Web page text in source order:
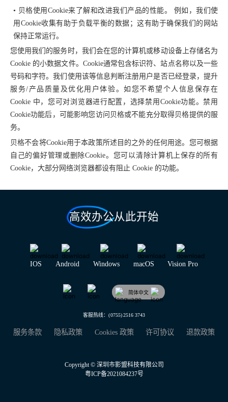
• 贝格使用Cookie来了解和改进我们产品的性能。 例如，我们使
用Cookie收集有助于负载平衡的数据；这有助于确保我们的网站
保持正常运行。
您使用我们的服务时，我们会在您的计算机或移动设备上存储名为
Cookie 的小数据文件。Cookie通常包含标识符、站点名称以及一些
号码和字符。我们使用该等信息判断注册用户是否已经登录，提升
服务/产品质量及优化用户体验。如您不希望个人信息保存在
Cookie 中，您可对浏览器进行配置，选择禁用Cookie功能。禁用
Cookie功能后，可能影响您访问贝格或不能充分取得贝格提供的服
务。
贝格不会将Cookie用于本政策所述目的之外的任何用途。您可根据
自己的偏好管理或删除Cookie。您可以清除计算机上保存的所有
Cookie，大部分网络浏览器都设有阻止 Cookie 的功能。
高效办公从此开始
IOS Android Windows macOS Vision Pro
简体中文
客服热线：(0755) 2516 3743
服务条款 隐私政策 Cookies 政策 许可协议 退款政策
Copyright © 深圳市影盟科技有限公司
粤ICP备2021084237号